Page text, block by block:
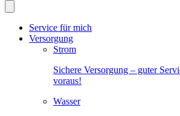
Service für mich
Versorgung
Strom
Sichere Versorgung – guter
voraus!
Wasser